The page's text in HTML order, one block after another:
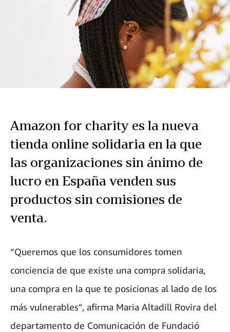
Amazon for charity es la nueva
tienda online solidaria en la que
las organizaciones sin ánimo de
lucro en España venden sus
productos sin comisiones de
venta.
“Queremos que los consumidores tomen
conciencia de que existe una compra solidaria,
una compra en la que te posicionas al lado de los
más vulnerables”, afirma Maria Altadill Rovira del
departamento de Comunicación de Fundació